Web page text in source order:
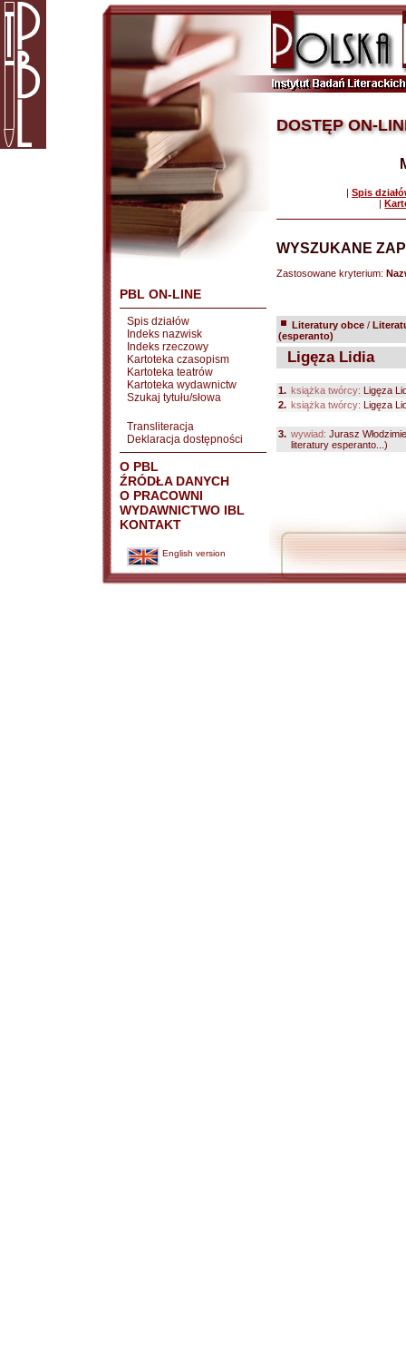
PBL ON-LINE
Spis działów
Indeks nazwisk
Indeks rzeczowy
Kartoteka czasopism
Kartoteka teatrów
Kartoteka wydawnictw
Szukaj tytułu/słowa
Transliteracja
Deklaracja dostępności
O PBL
ŹRÓDŁA DANYCH
O PRACOWNI
WYDAWNICTWO IBL
KONTAKT
English version
DOSTĘP ON-
| Spis
|
WYSZUKANE
Zastosowane kryterium:
Literatury obce /
(esperanto)
Ligęza Lidia
1. książka twórcy: Ligęza
2. książka twórcy: Ligęza
3. wywiad: Jurasz
literatury esperanto...)